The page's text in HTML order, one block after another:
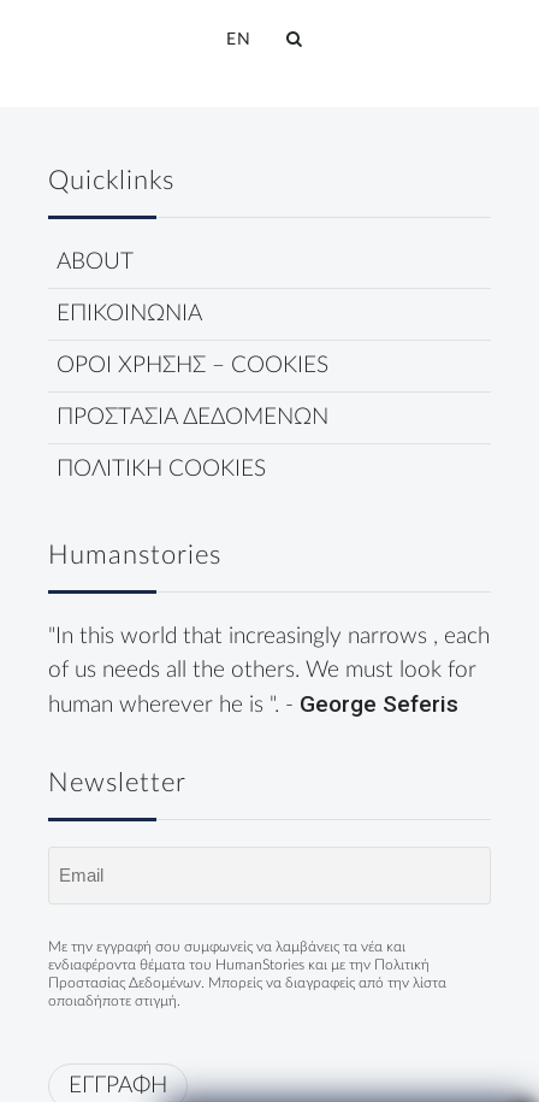
EN
Quicklinks
ABOUT
ΕΠΙΚΟΙΝΩΝΙΑ
ΟΡΟΙ ΧΡΗΣΗΣ – COOKIES
ΠΡΟΣΤΑΣΙΑ ΔΕΔΟΜΕΝΩΝ
ΠΟΛΙΤΙΚΗ COOKIES
Humanstories
"In this world that increasingly narrows , each
of us needs all the others. We must look for
human wherever he is ". - George Seferis
Newsletter
Με την εγγραφή σου συμφωνείς να λαμβάνεις τα νέα και
ενδιαφέροντα θέματα του HumanStories και με την
Πολιτική
Προστασίας Δεδομένων . Μπορείς να διαγραφείς από την λίστα
οποιαδήποτε στιγμή.
ΕΓΓΡΑΦΗ